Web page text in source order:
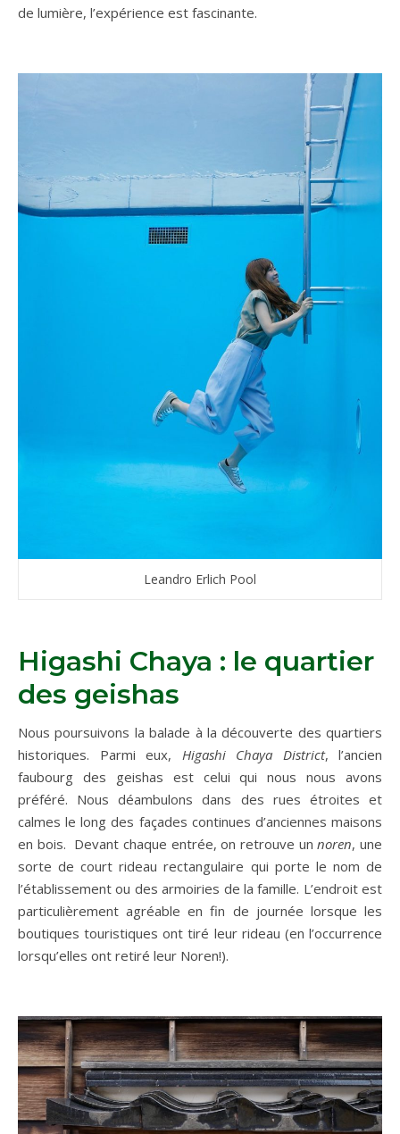
de lumière, l’expérience est fascinante.
Leandro Erlich Pool
Higashi Chaya : le quartier
des geishas
Nous poursuivons la balade à la découverte des quartiers
historiques. Parmi eux, Higashi Chaya District, l’ancien
faubourg des geishas est celui qui nous nous avons
préféré. Nous déambulons dans des rues étroites et
calmes le long des façades continues d’anciennes maisons
en bois. Devant chaque entrée, on retrouve unnoren, une
sorte de court rideau rectangulaire qui porte le nom de
l’établissement ou des armoiries de la famille. L’endroit est
particulièrement agréable en fin de journée lorsque les
boutiques touristiques ont tiré leur rideau (en l’occurrence
lorsqu’elles ont retiré leur Noren!).